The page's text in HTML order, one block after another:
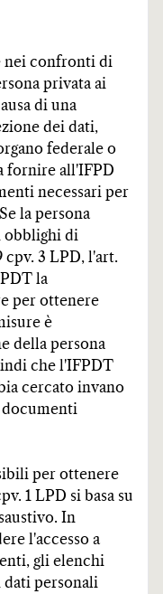
nei confronti di
privata ai
di una
dei dati,
federale o
fornire all'IFPD
necessari per
la persona
obblighi di
3 LPD, l'art.
la
per ottenere
è
della persona
che l'IFPDT
cercato invano
per ottenere
1 LPD si basa su
In
l'accesso a
gli elenchi
personali